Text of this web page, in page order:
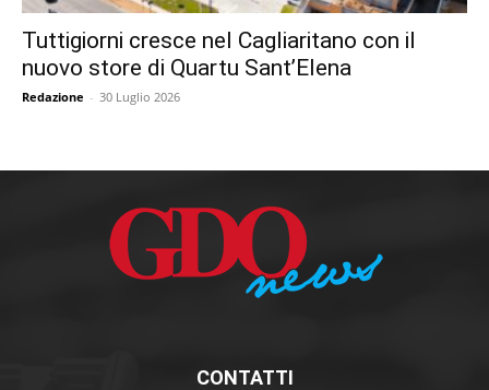
Tuttigiorni cresce nel Cagliaritano con il
nuovo store di Quartu Sant’Elena
Redazione - 30 Luglio 2026
CONTATTI